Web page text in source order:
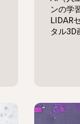
ンの学
LIDAR
タル3D